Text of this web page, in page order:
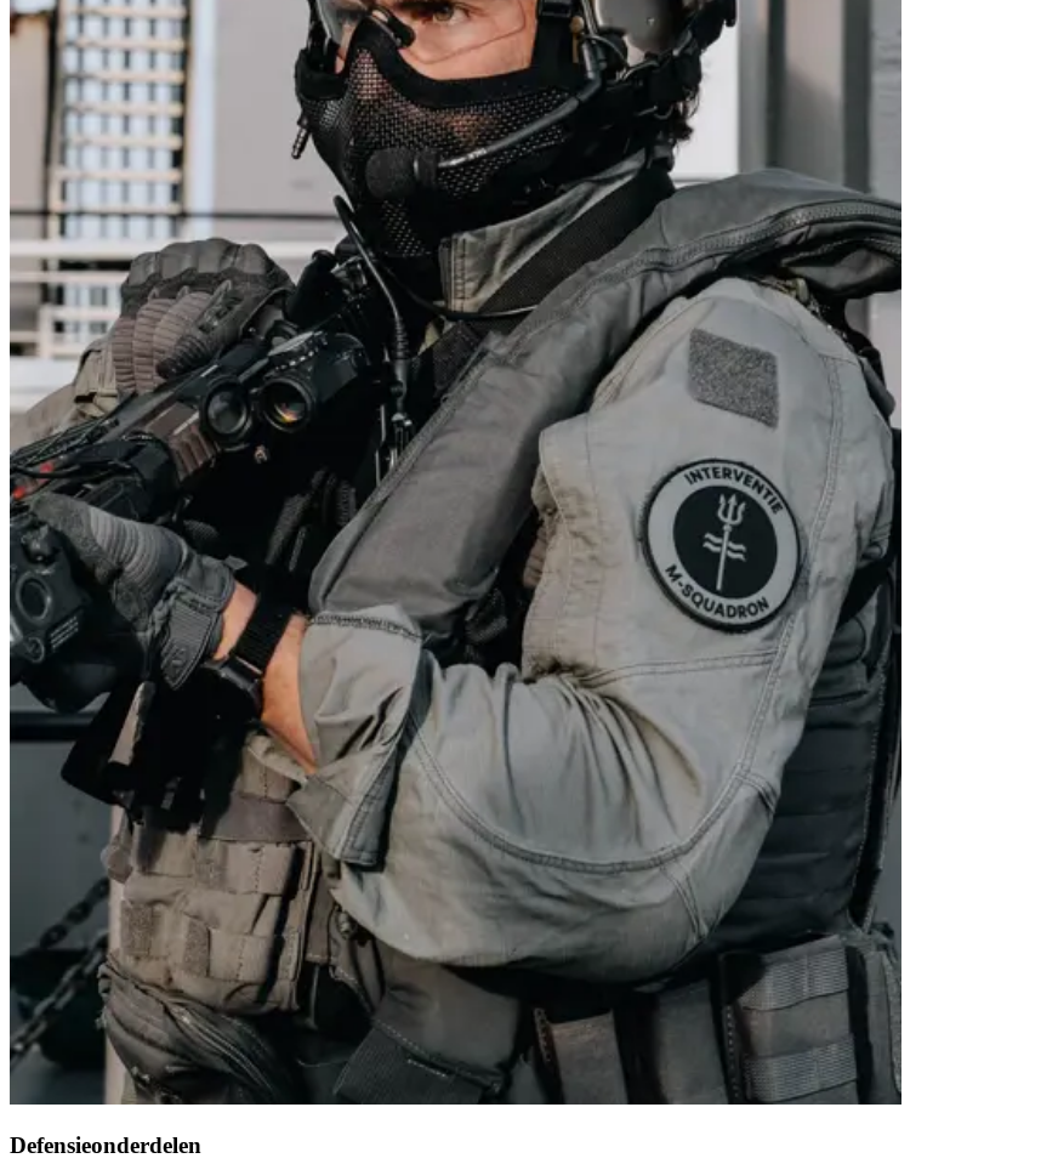
Defensieonderdelen